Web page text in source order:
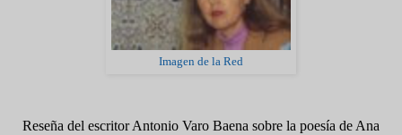
Imagen de la Red
Reseña del escritor Antonio Varo Baena sobre la poesía de Ana